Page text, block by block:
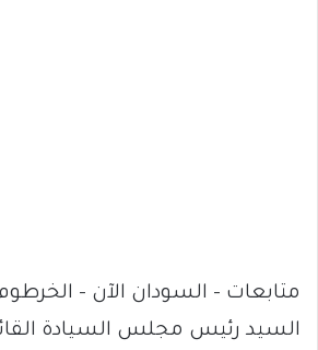
السيد رئيس مجلس السيادة